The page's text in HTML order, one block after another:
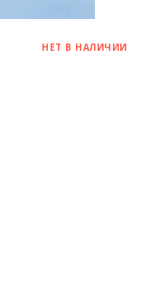
НЕТ В НАЛИЧИИ